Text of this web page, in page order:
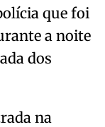
que foi
a noite
dos
na